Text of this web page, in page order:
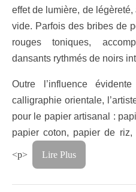
effet de lumière, de
vide. Parfois des bribes de
rouges toniques,
dansants rythmés de noirs
Outre l’influence
calligraphie orientale,
pour le papier artisanal :
papier coton, papier de
<p> Lire Plus